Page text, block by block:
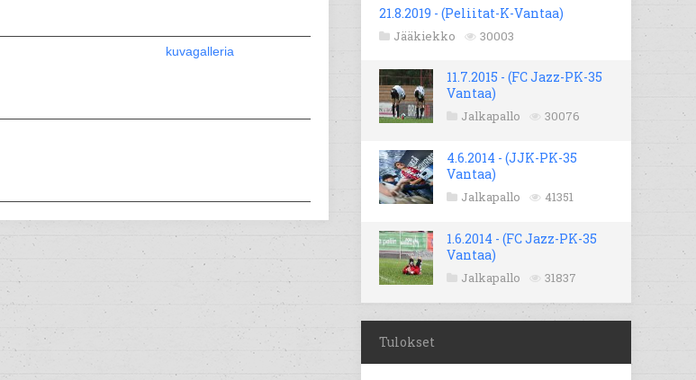
kuvagalleria
21.8.2019 - (Peliitat-K-Vantaa)
Jääkiekko 30003
11.7.2015 - (FC Jazz-PK-35
Vantaa)
Jalkapallo 30076
4.6.2014 - (JJK-PK-35
Vantaa)
Jalkapallo 41351
1.6.2014 - (FC Jazz-PK-35
Vantaa)
Jalkapallo 31837
Tulokset